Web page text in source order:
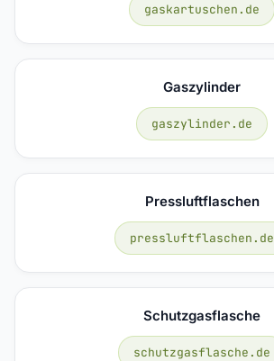
gaskartuschen.de
Gaszylinder
gaszylinder.de
Pressluftflaschen
pressluftflaschen.de
Schutzgasflasche
schutzgasflasche.de